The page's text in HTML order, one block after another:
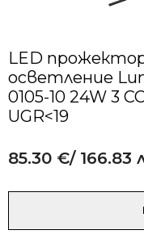
LED
осветление
0105-10 24W 3
UGR<19
85.30 €/ 166.83